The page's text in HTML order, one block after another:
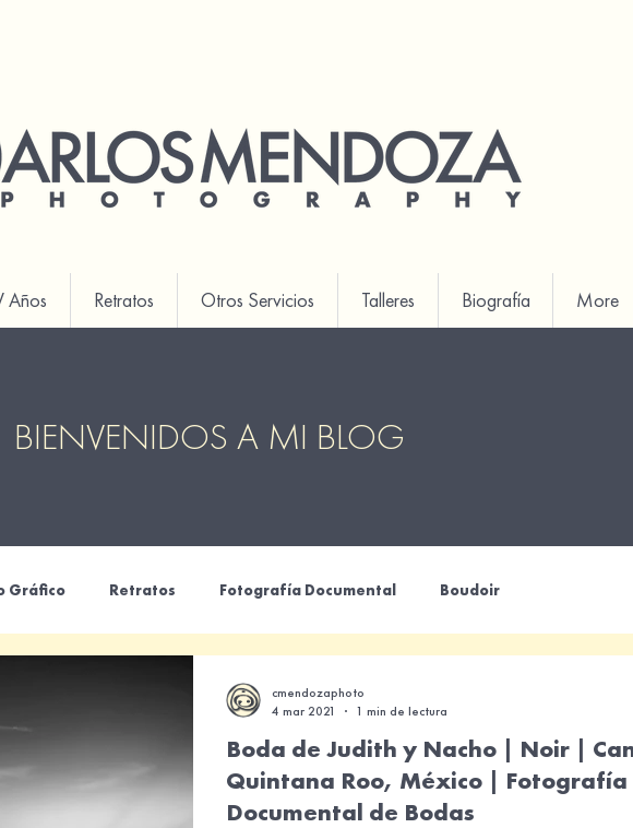
Años Retratos Otros Servicios Talleres Biografía More
BIENVENIDOS A MI BLOG
Gráfico Retratos Fotografía Documental Boudoir
Boda de Judith y Nacho | Noir |
Quintana Roo, México | Fotografía
Documental de Bodas
cmendozaphoto
4 mar 2021
1 min de lectura